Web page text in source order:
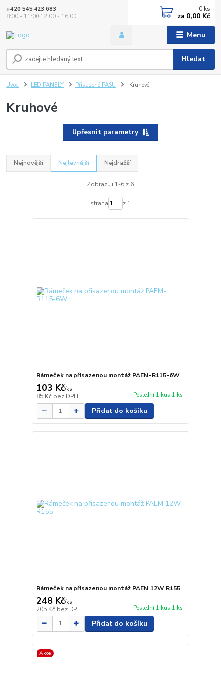
Menu
Hledat
+420 545 423 683
8:00 - 11:00 12:00 - 16:00
0 ks
za 0,00 Kč
Úvod LED PANELY Přisazené PASU Kruhové
Kruhové
Upřesnit parametry
Nejnovější Nejlevnější Nejdražší
Zobrazuji 1-6 z 6
strana z 1
Rámeček na přisazenou montáž PAEM-R115-6W
103 Kč/ks
85 Kč bez DPH Poslední 1 kus 1 ks
Přidat do košíku
Rámeček na přisazenou montáž PAEM 12W R155
248 Kč/ks
205 Kč bez DPH Poslední 1 kus 1 ks
Přidat do košíku
Akce